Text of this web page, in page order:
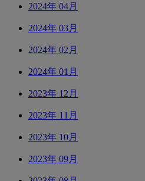
2024年 04月
2024年 03月
2024年 02月
2024年 01月
2023年 12月
2023年 11月
2023年 10月
2023年 09月